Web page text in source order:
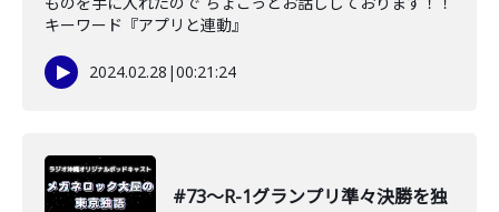
キーワード『アプリと連動』
2024.02.28 |00:21:24
#73〜R-1グランプリ準々決勝を独